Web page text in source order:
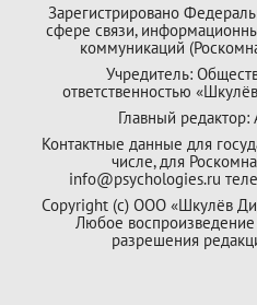
Зарегистрировано
сфере связи,
коммуникаций
Учредитель:
ответственностью
Главный
Контактные данные для
числе, для
info@psychologies.ru
Copyright (с) ООО «Шкулёв
Любое воспроизведение
разрешения